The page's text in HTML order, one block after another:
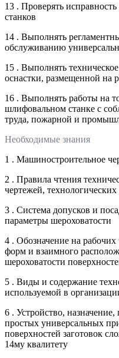
13 . Проверять
станков
14 . Выполнять
обслуживанию
15 . Выполнять
оснастки, размещенной на
16 . Выполнять работы на
шлифовальном станке с
труда, пожарной и
Необходимые знания
1 . Машиностроительное
2 . Правила чтения
чертежей, технологических
3 . Система допусков и
параметры шероховатости
4 . Обозначение на рабочих
форм и взаимного
шероховатости
5 . Виды и содержание
используемой в
6 . Устройство,
простых универсальных
поверхностей заготовок
14му квалитету